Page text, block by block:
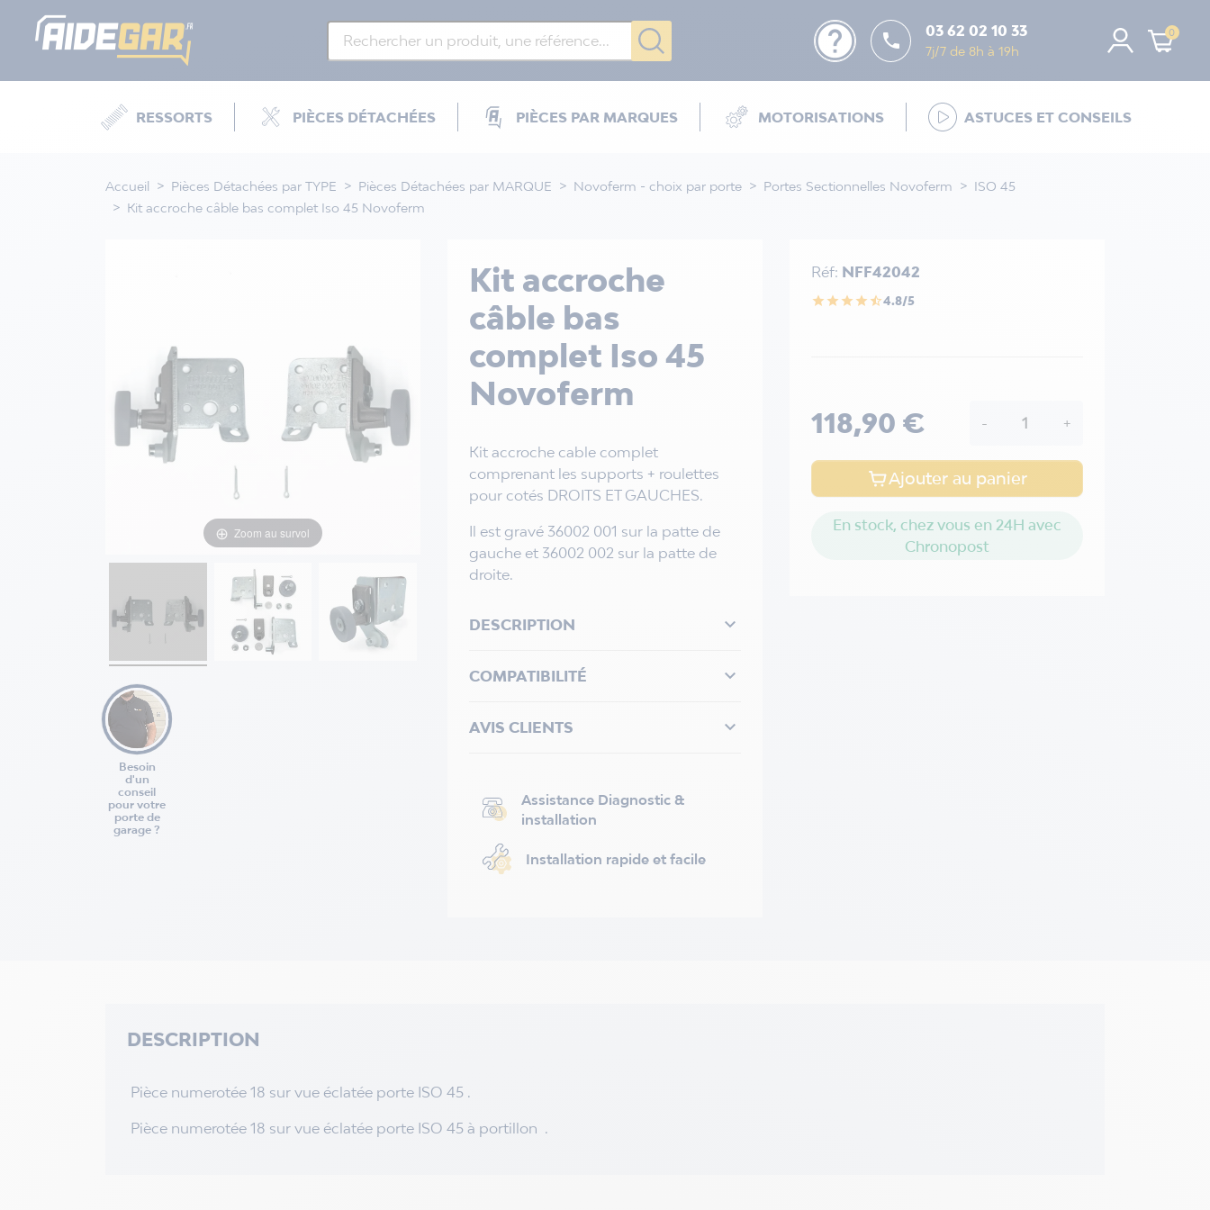
help  03 62 02 10 33
7j/7 de 8h à 19h
0
RESSORTS PIÈCES DÉTACHÉES PIÈCES PAR MARQUES MOTORISATIONS ASTUCES ET CONSEILS
Accueil Pièces Détachées par TYPE Pièces Détachées par MARQUE Novoferm - choix par porte Portes Sectionnelles Novoferm
ISO 45
Kit accroche câble bas complet Iso 45 Novoferm
Zoom au survol
Besoin
d'un
conseil
pour votre
porte de
garage ?
Kit accroche
câble bas
complet Iso 45
Novoferm
Kit accroche cable complet
comprenant les supports + roulettes
pour cotés DROITS ET GAUCHES.
Il est gravé 36002 001 sur la patte de
gauche et 36002 002 sur la patte de
droite.
DESCRIPTION 
COMPATIBILITÉ 
AVIS CLIENTS 
Assistance Diagnostic &
installation
Installation rapide et facile
Réf: NFF42042
star star star star star_half4.8/5
118,90 € - +
Ajouter au panier
En stock, chez vous en 24H avec
Chronopost
DESCRIPTION
Pièce numerotée 18 sur vue éclatée porte ISO 45 .
Pièce numerotée 18 sur vue éclatée porte ISO 45 à portillon .